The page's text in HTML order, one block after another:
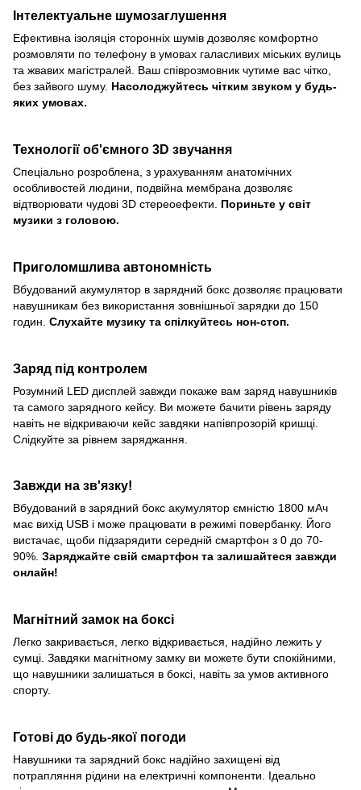
Інтелектуальне шумозаглушення
Ефективна ізоляція сторонніх шумів дозволяє комфортно
розмовляти по телефону в умовах галасливих міських вулиць
та жвавих магістралей. Ваш співрозмовник чутиме вас чітко,
без зайвого шуму. Насолоджуйтесь чітким звуком у будь-
яких умовах.
Технології об'ємного 3D звучання
Спеціально розроблена, з урахуванням анатомічних
особливостей людини, подвійна мембрана дозволяє
відтворювати чудові 3D стереоефекти. Пориньте у світ
музики з головою.
Приголомшлива автономність
Вбудований акумулятор в зарядний бокс дозволяє працювати
навушникам без використання зовнішньої зарядки до 150
годин. Слухайте музику та спілкуйтесь нон-стоп.
Заряд під контролем
Розумний LED дисплей завжди покаже вам заряд навушників
та самого зарядного кейсу. Ви можете бачити рівень заряду
навіть не відкриваючи кейс завдяки напівпрозорій кришці.
Слідкуйте за рівнем заряджання.
Завжди на зв'язку!
Вбудований в зарядний бокс акумулятор ємністю 1800 мАч
має вихід USB і може працювати в режимі повербанку. Його
вистачає, щоби підзарядити середній смартфон з 0 до 70-
90%. Заряджайте свій смартфон та залишайтеся завжди
онлайн!
Магнітний замок на боксі
Легко закривається, легко відкривається, надійно лежить у
сумці. Завдяки магнітному замку ви можете бути спокійними,
що навушники залишаться в боксі, навіть за умов активного
спорту.
Готові до будь-якої погоди
Навушники та зарядний бокс надійно захищені від
потрапляння рідини на електричні компоненти. Ідеально